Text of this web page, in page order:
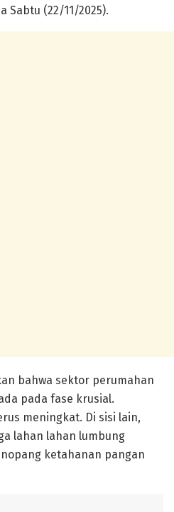
Sabtu (22/11/2025).
bahwa sektor perumahan
pada fase krusial.
meningkat. Di sisi lain,
lahan lahan lumbung
ketahanan pangan